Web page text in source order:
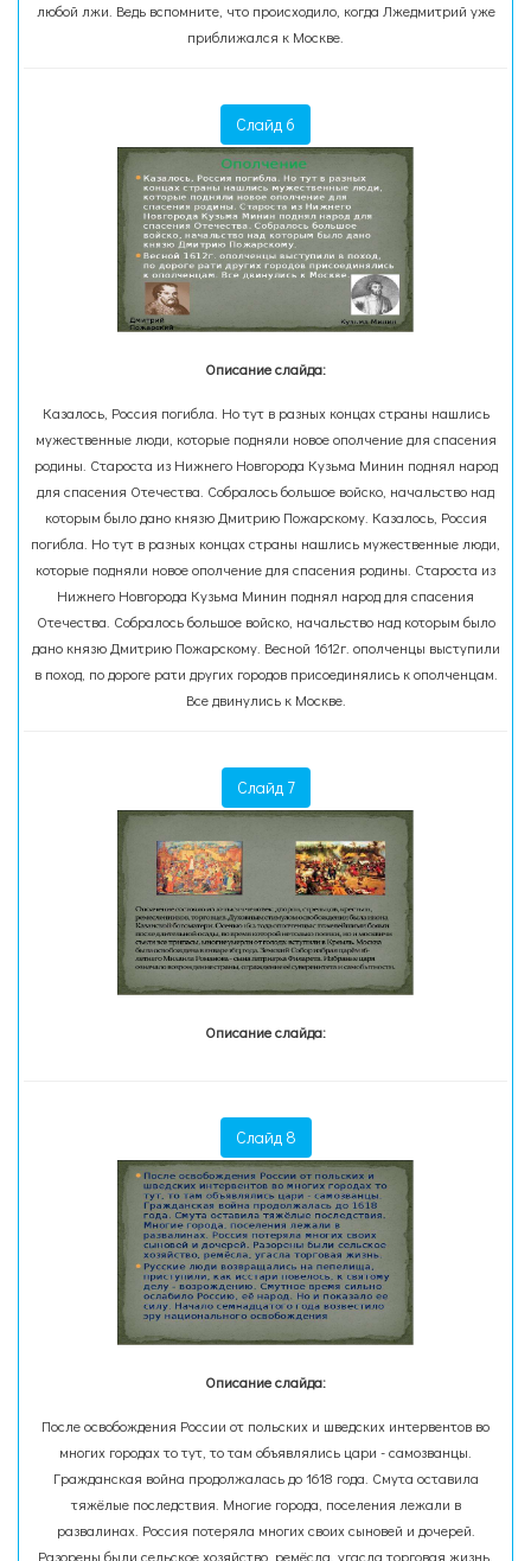
любой лжи. Ведь вспомните, что происходило, когда Лжедмитрий уже
приближался к Москве.
Слайд 6
Описание слайда:
Казалось, Россия погибла. Но тут в разных концах страны нашлись
мужественные люди, которые подняли новое ополчение для спасения
родины. Староста из Нижнего Новгорода Кузьма Минин поднял народ
для спасения Отечества. Собралось большое войско, начальство над
которым было дано князю Дмитрию Пожарскому. Казалось, Россия
погибла. Но тут в разных концах страны нашлись мужественные люди,
которые подняли новое ополчение для спасения родины. Староста из
Нижнего Новгорода Кузьма Минин поднял народ для спасения
Отечества. Собралось большое войско, начальство над которым было
дано князю Дмитрию Пожарскому. Весной 1612г. ополченцы выступили
в поход, по дороге рати других городов присоединялись к ополченцам.
Все двинулись к Москве.
Слайд 7
Описание слайда:
Слайд 8
Описание слайда:
После освобождения России от польских и шведских интервентов во
многих городах то тут, то там объявлялись цари - самозванцы.
Гражданская война продолжалась до 1618 года. Смута оставила
тяжёлые последствия. Многие города, поселения лежали в
развалинах. Россия потеряла многих своих сыновей и дочерей.
Разорены были сельское хозяйство, ремёсла, угасла торговая жизнь.